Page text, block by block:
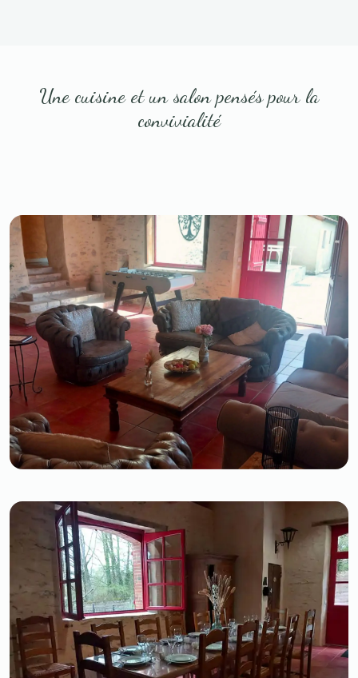
Une cuisine et un salon pensés pour la
convivialité